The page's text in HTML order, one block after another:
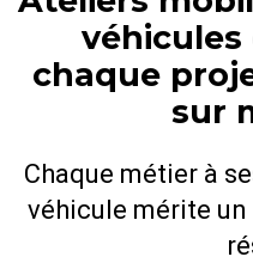
véhicules
chaque
sur
Chaque métier à
véhicule mérite